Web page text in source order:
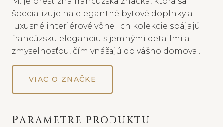
špecializuje na elegantné bytové doplnky a
luxusné interiérové vône. Ich kolekcie spájajú
francúzsku eleganciu s jemnými detailmi a
zmyselnosťou, čím vnášajú do vášho domova...
VIAC O ZNAČKE
PARAMETRE PRODUKTU